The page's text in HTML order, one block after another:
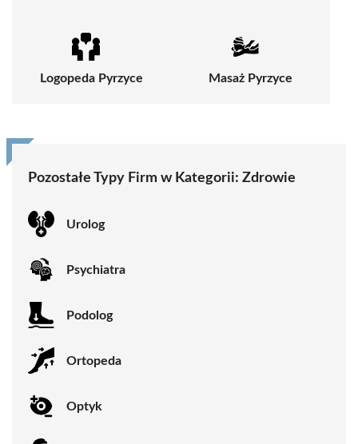
Logopeda Pyrzyce Masaż Pyrzyce
Pozostałe Typy Firm w Kategorii: Zdrowie
Urolog
Psychiatra
Podolog
Ortopeda
Optyk